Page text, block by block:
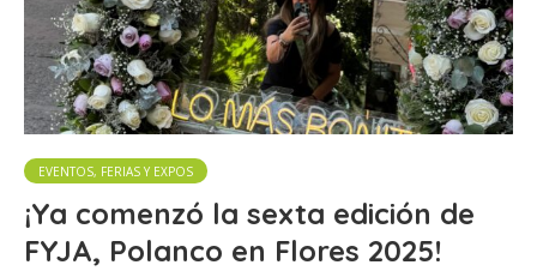
EVENTOS, FERIAS Y EXPOS
¡Ya comenzó la sexta edición de
FYJA, Polanco en Flores 2025!